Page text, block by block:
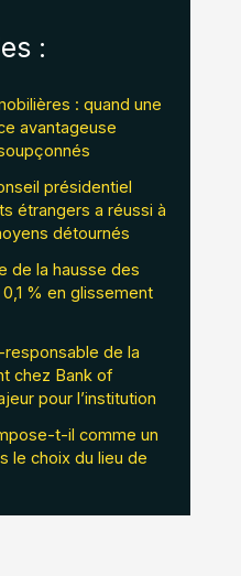
:
: quand une
avantageuse
présidentiel
étrangers a réussi à
détournés
de la hausse des
% en glissement
de la
chez Bank of
pour l’institution
t-il comme un
le choix du lieu de